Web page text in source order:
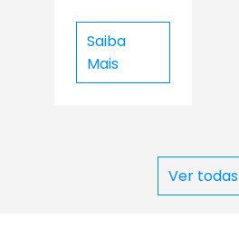
Saiba
Mais
Ver todas